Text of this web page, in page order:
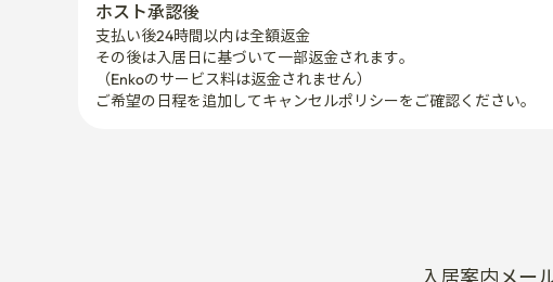
ホスト承認後
支払い後24時間以内は全額返金
その後は入居日に基づいて一部返金されます。
（Enkoのサービス料は返金されません）
ご希望の日程を追加してキャンセルポリシーをご確認ください。